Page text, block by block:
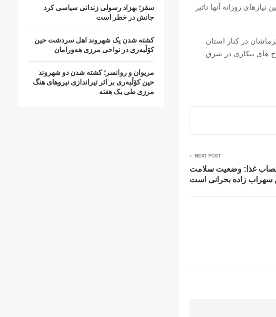
روزانه آنها تاثیر
در کنار استان
یکی از بالاترین نرخ های بیکاری در شرق
NEXT POST
غذا: وضعیت سلامت
سهراب زادە بحرانی است
سقز؛ بهزاد رسولی زندانی سیاسی کرد
جانش در خطر است
کشتە شدن یک شهروند اهل سردشت حین
کۆڵبەری در نواحی مرزی هەورامان
مریوان و روانسر؛ کشته شدن دو شهروند
حین کۆڵبەری بر اثر تیراندازی نیروهای هنگ
مرزی طی یک هفته